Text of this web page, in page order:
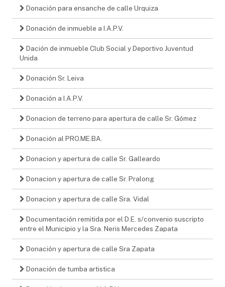
Donación para ensanche de calle Urquiza
Donación de inmueble a I.A.P.V.
Dación de inmueble Club Social y Deportivo Juventud
Unida
Donación Sr. Leiva
Donación a I.A.P.V.
Donacion de terreno para apertura de calle Sr. Gómez
Donación al PRO.ME.BA.
Donacion y apertura de calle Sr. Galleardo
Donacion y apertura de calle Sr. Pralong
Donacion y apertura de calle Sra. Vidal
Documentación remitida por el D.E. s/convenio suscripto
entre el Municipio y la Sra. Neris Mercedes Zapata
Donación y apertura de calle Sra Zapata
Donación de tumba artistica